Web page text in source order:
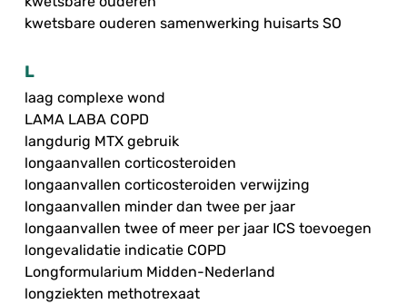
kwetsbare ouderen samenwerking huisarts SO
L
laag complexe wond
LAMA LABA COPD
langdurig MTX gebruik
longaanvallen corticosteroiden
longaanvallen corticosteroiden verwijzing
longaanvallen minder dan twee per jaar
longaanvallen twee of meer per jaar ICS toevoegen
longevalidatie indicatie COPD
Longformularium Midden-Nederland
longziekten methotrexaat